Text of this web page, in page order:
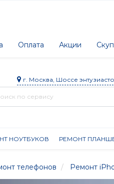
Оплата Акции
г. Москва, Шоссе
НОУТБУКОВ РЕМОНТ
телефонов Ремонт